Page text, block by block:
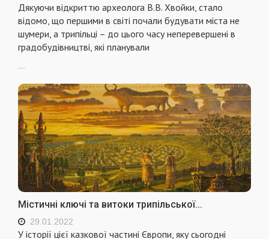
Дякуючи відкриттю археолога В.В. Хвойки, стало
відомо, що першими в світі почали будувати міста не
шумери, а трипільці – до цього часу неперевершені в
градобудівництві, які планували
Містичні ключі та витоки трипільської...
29.01.2022
У історії цієї казкової частині Європи, яку сьогодні